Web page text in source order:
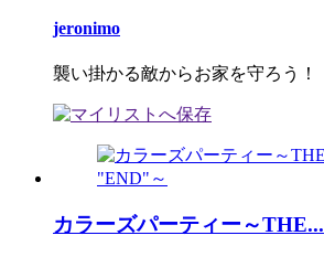
jeronimo
襲い掛かる敵からお家を守ろう！
カラーズパーティー～THE...